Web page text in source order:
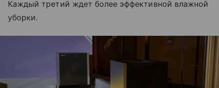
Каждый третий ждет более эффективной влажной
уборки.